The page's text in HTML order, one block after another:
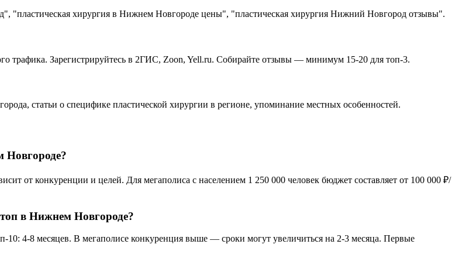
"пластическая хирургия в Нижнем Новгороде цены", "пластическая хирургия Нижний Новгород отзывы".
трафика. Зарегистрируйтесь в 2ГИС, Zoon, Yell.ru. Собирайте отзывы — минимум 15-20 для топ-3.
статьи о специфике пластической хирургии в регионе, упоминание местных особенностей.
Новгороде?
от конкуренции и целей. Для мегаполиса с населением 1 250 000 человек бюджет составляет от 100 000 ₽/
в Нижнем Новгороде?
4-8 месяцев. В мегаполисе конкуренция выше — сроки могут увеличиться на 2-3 месяца. Первые